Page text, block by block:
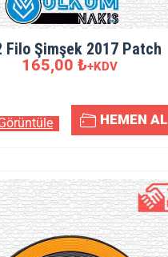
Filo Şimşek 2017 Patch
165,00 ₺+KDV
HEMEN AL